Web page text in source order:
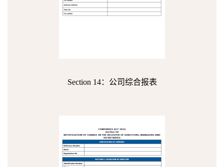
Section 14：公司综合报表